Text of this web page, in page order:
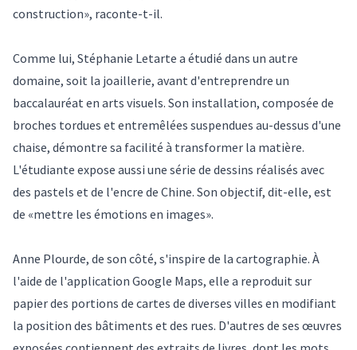
construction», raconte-t-il.
Comme lui, Stéphanie Letarte a étudié dans un autre
domaine, soit la joaillerie, avant d'entreprendre un
baccalauréat en arts visuels. Son installation, composée de
broches tordues et entremêlées suspendues au-dessus d'une
chaise, démontre sa facilité à transformer la matière.
L'étudiante expose aussi une série de dessins réalisés avec
des pastels et de l'encre de Chine. Son objectif, dit-elle, est
de «mettre les émotions en images».
Anne Plourde, de son côté, s'inspire de la cartographie. À
l'aide de l'application Google Maps, elle a reproduit sur
papier des portions de cartes de diverses villes en modifiant
la position des bâtiments et des rues. D'autres de ses œuvres